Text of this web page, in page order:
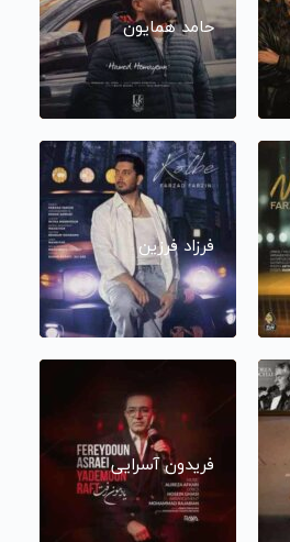
حامد همایون
فرزاد فرزین
فریدون آسرایی